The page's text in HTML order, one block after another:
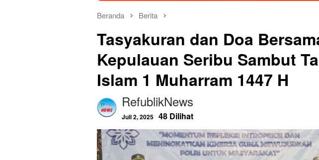
Beranda Berita
Tasyakuran dan Doa
Kepulauan Seribu Sambut
Islam 1 Muharram 1447 H
RefublikNews
Juli 2, 2025 48 Dilihat